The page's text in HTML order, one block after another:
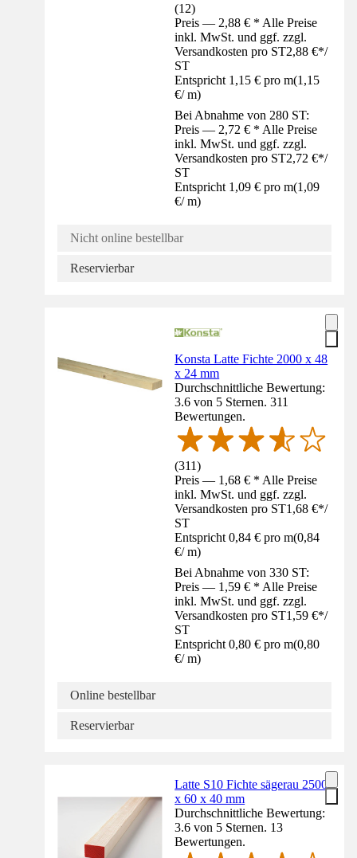
(12)
Preis — 2,88 € * Alle Preise
inkl. MwSt. und ggf. zzgl.
Versandkosten pro ST2,88 €*/
ST
Entspricht 1,15 € pro m(1,15
€/ m)
Bei Abnahme von 280 ST:
Preis — 2,72 € * Alle Preise
inkl. MwSt. und ggf. zzgl.
Versandkosten pro ST2,72 €*/
ST
Entspricht 1,09 € pro m(1,09
€/ m)
Nicht online bestellbar
Reservierbar
Konsta Latte Fichte 2000 x 48
x 24 mm
Durchschnittliche Bewertung:
3.6 von 5 Sternen. 311
Bewertungen.
(311)
Preis — 1,68 € * Alle Preise
inkl. MwSt. und ggf. zzgl.
Versandkosten pro ST1,68 €*/
ST
Entspricht 0,84 € pro m(0,84
€/ m)
Bei Abnahme von 330 ST:
Preis — 1,59 € * Alle Preise
inkl. MwSt. und ggf. zzgl.
Versandkosten pro ST1,59 €*/
ST
Entspricht 0,80 € pro m(0,80
€/ m)
Online bestellbar
Reservierbar
Latte S10 Fichte sägerau 2500
x 60 x 40 mm
Durchschnittliche Bewertung:
3.6 von 5 Sternen. 13
Bewertungen.